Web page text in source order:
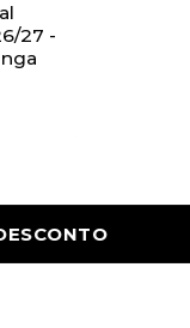
27 -